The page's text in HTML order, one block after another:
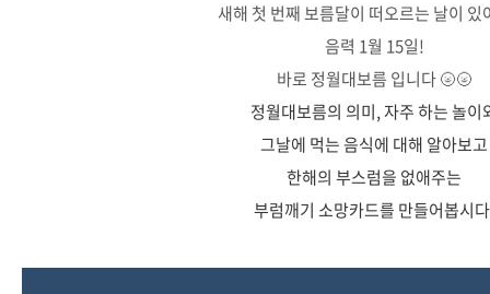
새해 첫 번째 보름달이 떠오르는 날이
음력 1월 15일!
바로 정월대보름 입니다 🌝🌝
정월대보름의 의미, 자주 하는 놀이
그날에 먹는 음식에 대해 알아보고
한해의 부스럼을 없애주는
부럼깨기 소망카드를 만들어봅시